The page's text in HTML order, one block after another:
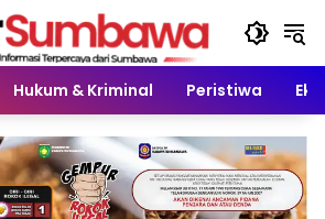
Hukum & Kriminal Peristiwa